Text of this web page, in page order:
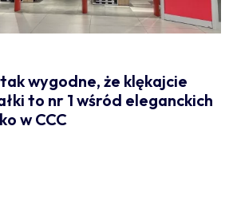
wygodne, że klękajcie
to nr 1 wśród eleganckich
w CCC